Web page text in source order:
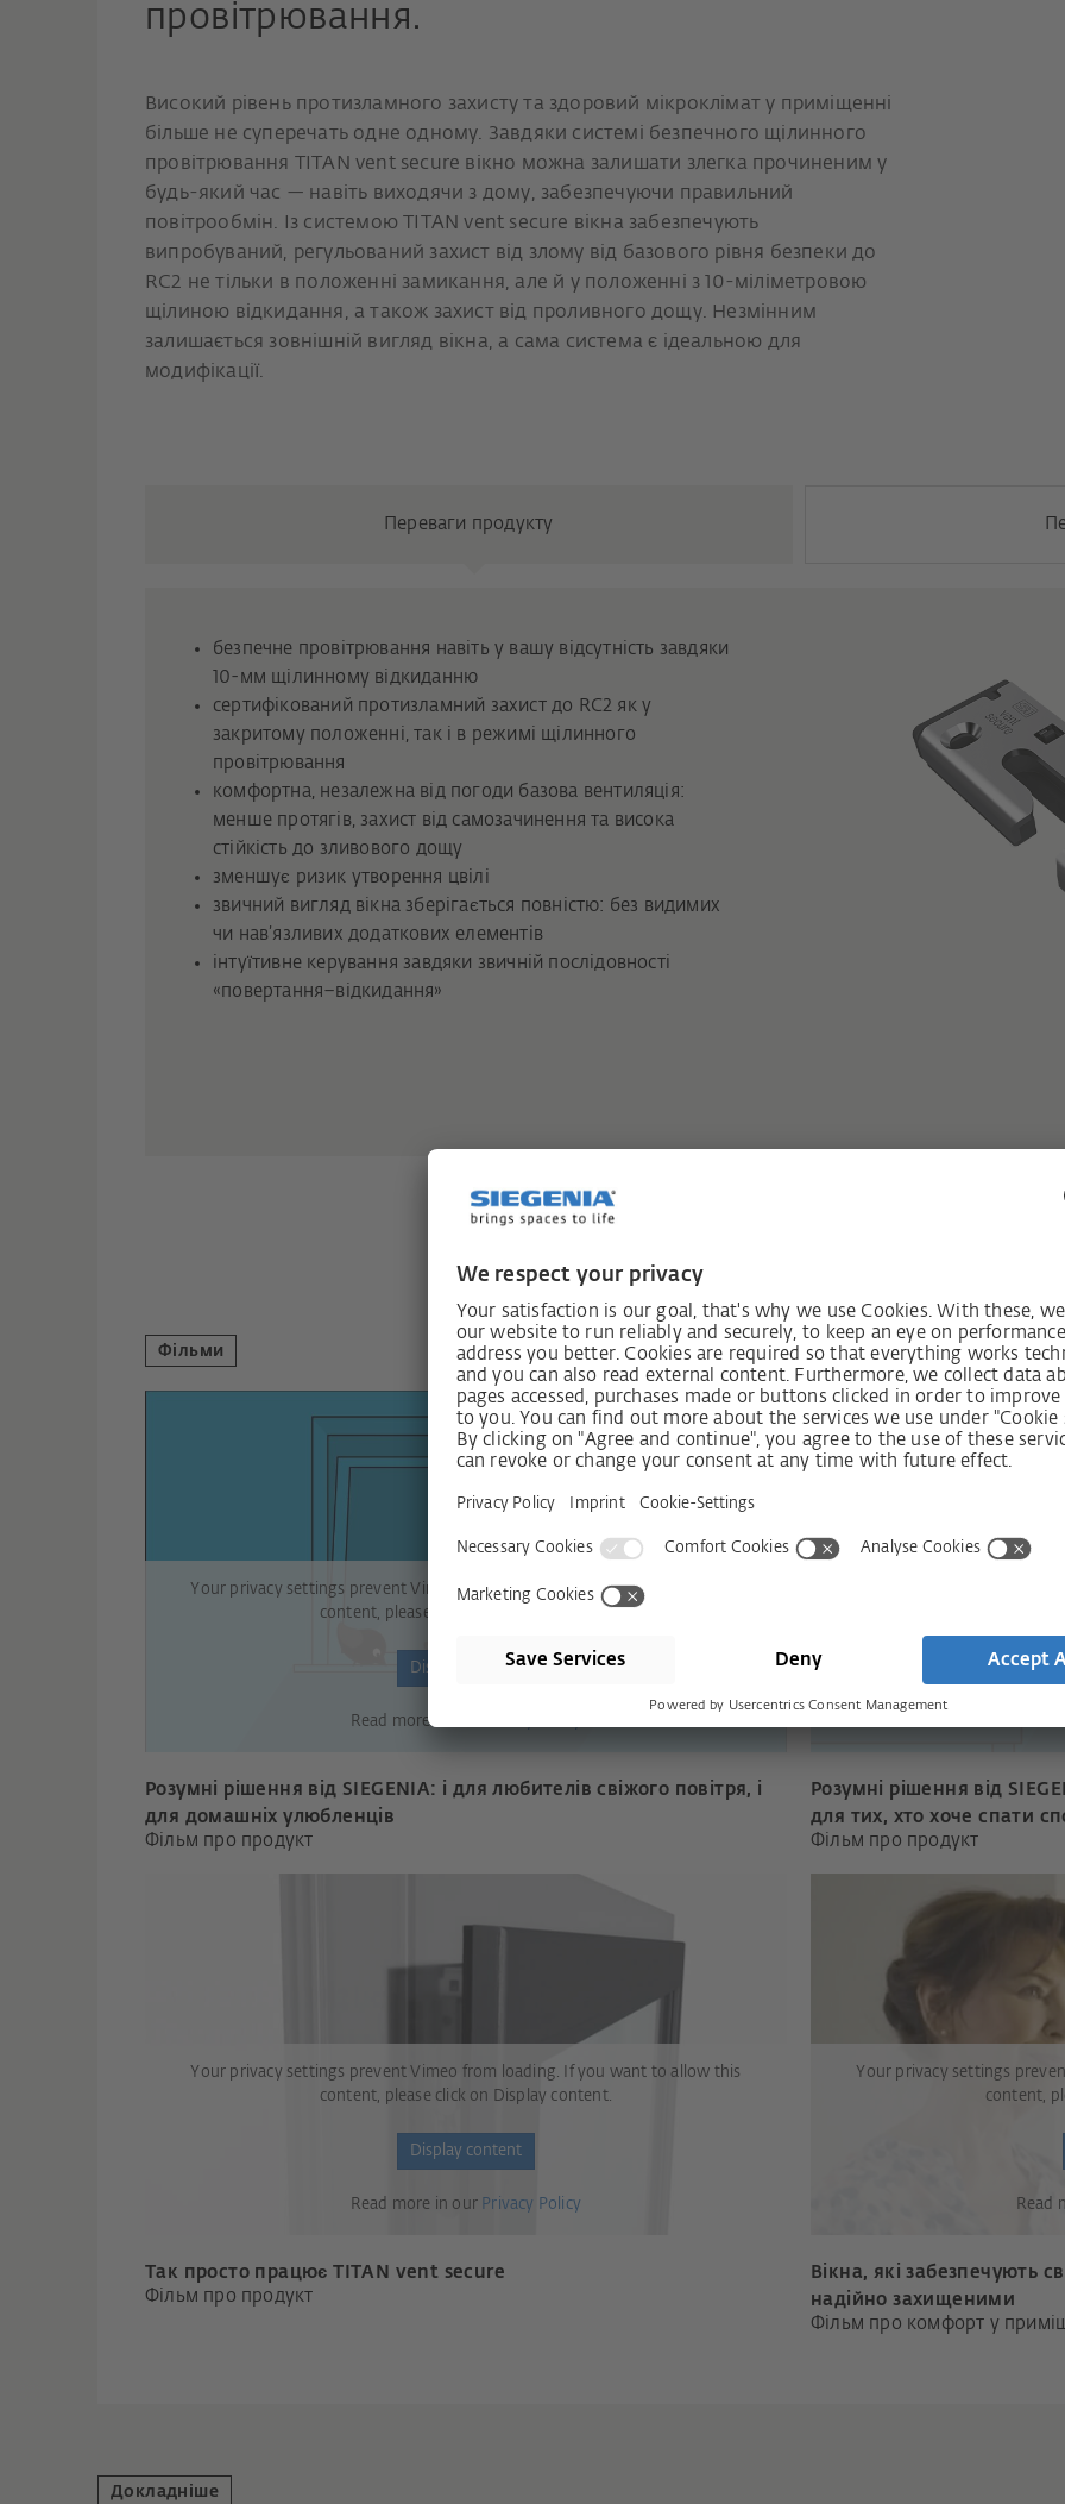
провітрювання.
Високий рівень протизламного захисту та здоровий мікроклімат у приміщенні
більше не суперечать одне одному. Завдяки системі безпечного щілинного
провітрювання TITAN vent secure вікно можна залишати злегка прочиненим у
будь-який час — навіть виходячи з дому, забезпечуючи правильний
повітрообмін. Із системою TITAN vent secure вікна забезпечують
випробуваний, регульований захист від злому від базового рівня безпеки до
RC2 не тільки в положенні замикання, але й у положенні з 10-міліметровою
щілиною відкидання, а також захист від проливного дощу. Незмінним
залишається зовнішній вигляд вікна, а сама система є ідеальною для
модифікації.
Переваги продукту
безпечне провітрювання навіть у вашу відсутність завдяки
10-мм щілинному відкиданню
сертифікований протизламний захист до RC2 як у
закритому положенні, так і в режимі щілинного
провітрювання
комфортна, незалежна від погоди базова вентиляція:
менше протягів, захист від самозачинення та висока
стійкість до зливового дощу
зменшує ризик утворення цвілі
звичний вигляд вікна зберігається повністю: без видимих
чи нав’язливих додаткових елементів
інтуїтивне керування завдяки звичній послідовності
«повертання–відкидання»
Фільми
Your privacy settings prevent Vimeo from loading. If you want to allow this
content, please click on Display content.
Display content
Read more in our
Розумні рішення від SIEGENIA: і для любителів свіжого повітря, і
для домашніх улюбленців
Фільм про продукт
Your privacy settings
content,
Розумні рішення від
для тих, хто хоче спати
Фільм про продукт
Your privacy settings prevent Vimeo from loading. If you want to allow this
content, please click on Display content.
Display content
Read more in our Privacy Policy
Так просто працює TITAN vent secure
Фільм про продукт
Your privacy settings
content,
Read
Вікна, які забезпечують
надійно захищеними
Фільм про комфорт у
Докладніше